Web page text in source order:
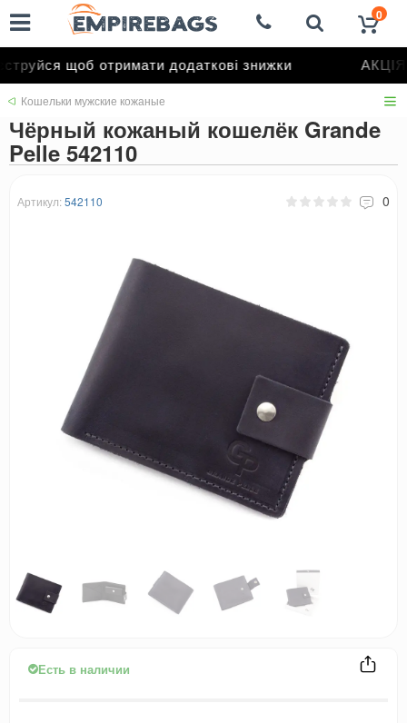
щоб отримати додаткові знижки АКЦІЯ
0
Кошельки мужские кожаные
Чёрный кожаный кошелёк Grande
Pelle 542110
Артикул: 542110 0
Есть в наличии